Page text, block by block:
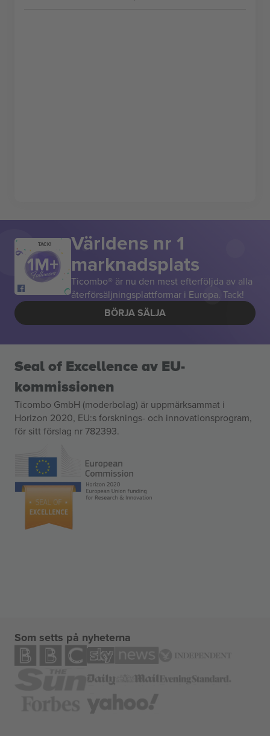
TACK! Världens nr 1
marknadsplats
Ticombo® är nu den mest efterföljda av alla
återförsäljningsplattformar i Europa. Tack!
BÖRJA SÄLJA
Seal of Excellence av EU-
kommissionen
Ticombo GmbH (moderbolag) är uppmärksammat i
Horizon 2020, EU:s forsknings- och innovationsprogram,
för sitt förslag nr 782393.
Som setts på nyheterna